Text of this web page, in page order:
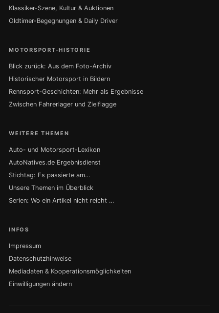
Klassiker-Szene, Kultur & Auktionen
Oldtimer-Begegnungen & Daily Driver
MOTORSPORT-HISTORIE
Blick zurück: Aus dem Foto-Archiv
Historischer Motorsport in Bildern
Rennsport-Geschichten: Mehr als Ergebnisse
Zwischen Fahrerlager und Zielflagge
WEITERE THEMEN
Auto- und Motorsport-Lexikon
AutoNatives.de Ergebnisdienst
Stichtag: Es passierte am…
Unsere Themen im Überblick
Serien: Wo ein Artikel nicht reicht …
INFOS
Impressum
Datenschutzhinweise
Mediadaten & Kooperationsmöglichkeiten
Einwilligungen ändern